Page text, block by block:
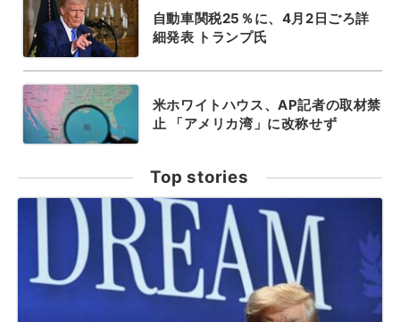
自動車関税25％に、4月2日ごろ詳
細発表 トランプ氏
米ホワイトハウス、AP記者の取材禁
止 「アメリカ湾」に改称せず
Top stories